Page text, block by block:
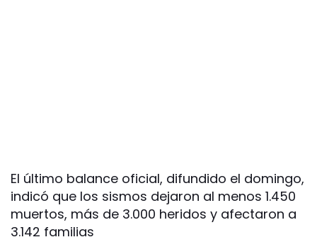
El último balance oficial, difundido el domingo,
indicó que los sismos dejaron al menos 1.450
muertos, más de 3.000 heridos y afectaron a
3.142 familias